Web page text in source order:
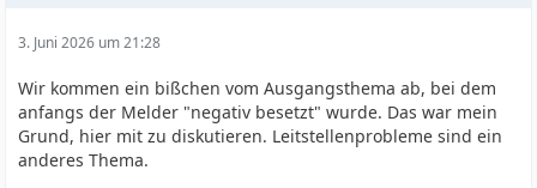
3. Juni 2026 um 21:28
Wir kommen ein bißchen vom Ausgangsthema ab, bei dem
anfangs der Melder "negativ besetzt" wurde. Das war mein
Grund, hier mit zu diskutieren. Leitstellenprobleme sind ein
anderes Thema.